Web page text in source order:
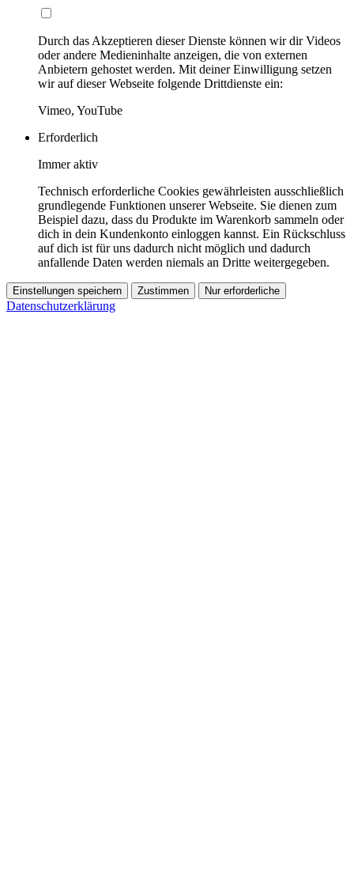
Durch das Akzeptieren dieser Dienste können wir dir Videos
oder andere Medieninhalte anzeigen, die von externen
Anbietern gehostet werden. Mit deiner Einwilligung setzen
wir auf dieser Webseite folgende Drittdienste ein:
Vimeo, YouTube
Erforderlich
Immer aktiv
Technisch erforderliche Cookies gewährleisten ausschließlich
grundlegende Funktionen unserer Webseite. Sie dienen zum
Beispiel dazu, dass du Produkte im Warenkorb sammeln oder
dich in dein Kundenkonto einloggen kannst. Ein Rückschluss
auf dich ist für uns dadurch nicht möglich und dadurch
anfallende Daten werden niemals an Dritte weitergegeben.
Einstellungen speichern Zustimmen Nur erforderliche
Datenschutzerklärung